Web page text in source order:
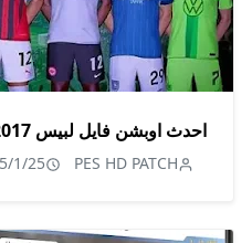
احدث اوبشن فايل لبيس 2017 باخر انتقالات 2025
PES HD PATCH
1/25